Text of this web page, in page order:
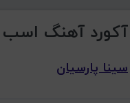
آکورد آهنگ
سینا پارسیان